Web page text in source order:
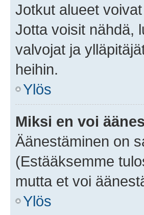
Jotkut alueet
Jotta voisit nähdä,
valvojat ja
heihin.
Ylös
Miksi en voi
Äänestäminen on
(Estääksemme
mutta et voi
Ylös